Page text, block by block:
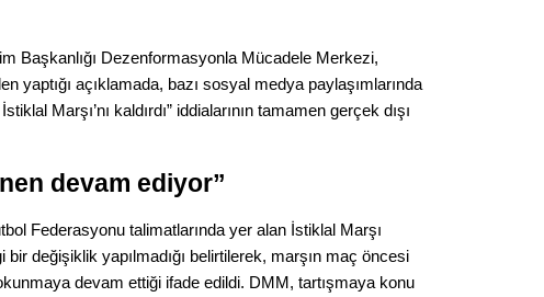
Başkanlığı Dezenformasyonla Mücadele Merkezi,
yaptığı açıklamada, bazı sosyal medya paylaşımlarında
Marşı’nı kaldırdı” iddialarının tamamen gerçek dışı
devam ediyor”
Federasyonu talimatlarında yer alan İstiklal Marşı
bir değişiklik yapılmadığı belirtilerek, marşın maç öncesi
devam ettiği ifade edildi. DMM, tartışmaya konu